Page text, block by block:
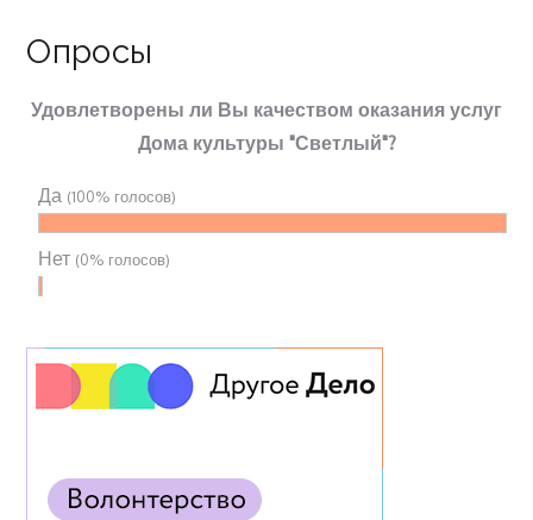
Опросы
Удовлетворены ли Вы качеством оказания услуг
Дома культуры "Светлый"?
Да (100% голосов)
Нет (0% голосов)